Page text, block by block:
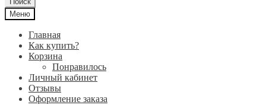
Меню
Главная
Как купить?
Корзина
Понравилось
Личный кабинет
Отзывы
Оформление заказа